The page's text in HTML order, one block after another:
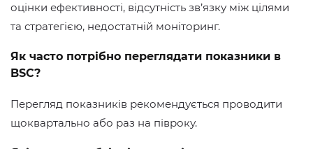
оцінки ефективності, відсутність зв’язку між цілями
та стратегією, недостатній моніторинг.
Як часто потрібно переглядати показники в
BSC?
Перегляд показників рекомендується проводити
щоквартально або раз на півроку.